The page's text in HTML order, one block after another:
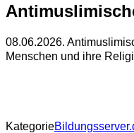
08.06.2026.
Menschen und ihre
Kategorie